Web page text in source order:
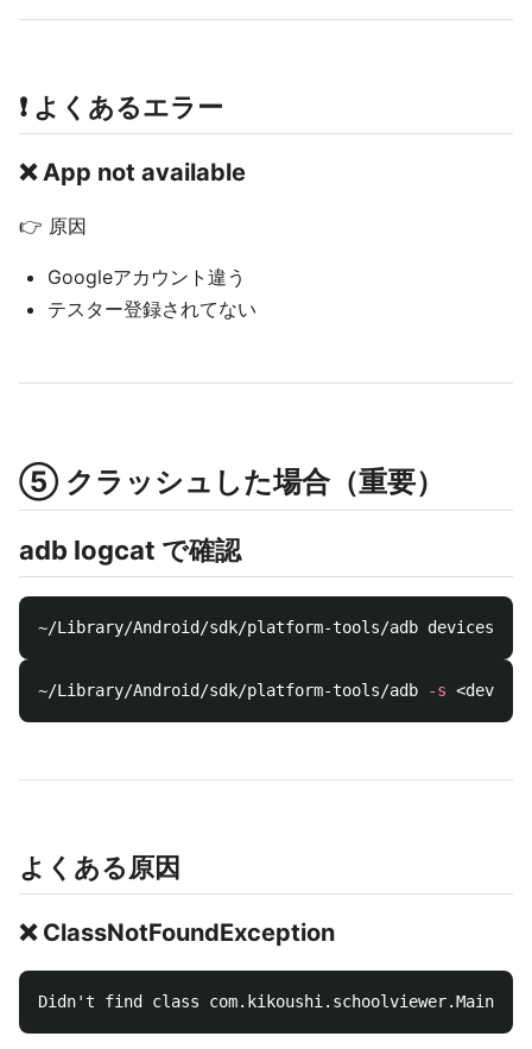
❗ よくあるエラー
❌ App not available
👉 原因
Googleアカウント違う
テスター登録されてない
⑤ クラッシュした場合（重要）
adb logcat で確認
~/Library/Android/sdk/platform-tools/adb -s
よくある原因
❌ ClassNotFoundException